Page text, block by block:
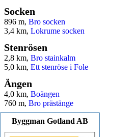
Socken
896 m, Bro socken
3,4 km, Lokrume socken
Stenrösen
2,8 km, Bro stainkalm
5,0 km, Ett stenröse i Fole
Ängen
4,0 km, Boängen
760 m, Bro prästänge
Byggman Gotland AB